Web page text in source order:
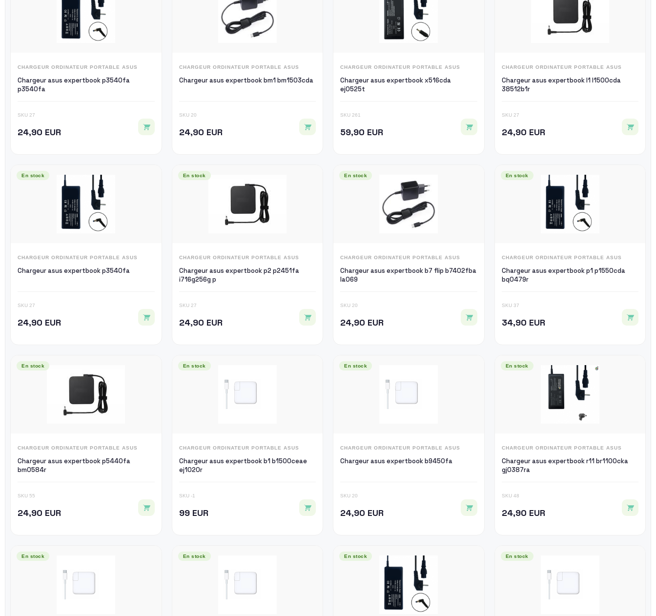
CHARGEUR ORDINATEUR PORTABLE ASUS
Chargeur asus expertbook p3540fa
p3540fa
SKU 27
24,90 EUR
CHARGEUR ORDINATEUR PORTABLE ASUS
Chargeur asus expertbook bm1 bm1503cda
SKU 20
24,90 EUR
CHARGEUR ORDINATEUR PORTABLE ASUS
Chargeur asus expertbook x516cda
ej0525t
SKU 261
59,90 EUR
CHARGEUR ORDINATEUR PORTABLE ASUS
Chargeur asus expertbook l1 l1500cda
38512b1r
SKU 27
24,90 EUR
En stock
CHARGEUR ORDINATEUR PORTABLE ASUS
Chargeur asus expertbook p3540fa
SKU 27
24,90 EUR
En stock
CHARGEUR ORDINATEUR PORTABLE ASUS
Chargeur asus expertbook p2 p2451fa
i716g256g p
SKU 27
24,90 EUR
En stock
CHARGEUR ORDINATEUR PORTABLE ASUS
Chargeur asus expertbook b7 flip b7402fba
la069
SKU 20
24,90 EUR
En stock
CHARGEUR ORDINATEUR PORTABLE ASUS
Chargeur asus expertbook p1 p1550cda
bq0479r
SKU 37
34,90 EUR
En stock
CHARGEUR ORDINATEUR PORTABLE ASUS
Chargeur asus expertbook p5440fa
bm0584r
SKU 55
24,90 EUR
En stock
CHARGEUR ORDINATEUR PORTABLE ASUS
Chargeur asus expertbook b1 b1500ceae
ej1020r
SKU -1
99 EUR
En stock
CHARGEUR ORDINATEUR PORTABLE ASUS
Chargeur asus expertbook b9450fa
SKU 20
24,90 EUR
En stock
CHARGEUR ORDINATEUR PORTABLE ASUS
Chargeur asus expertbook r11 br1100cka
gj0387ra
SKU 48
24,90 EUR
En stock En stock En stock En stock